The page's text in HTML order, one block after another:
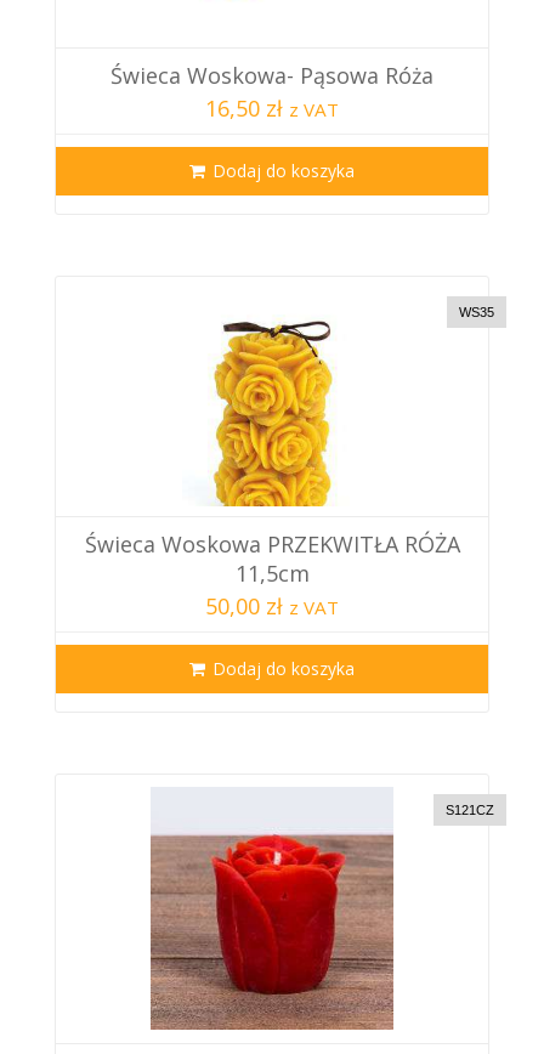
Świeca Woskowa- Pąsowa Róża
16,50 zł z VAT
Dodaj do koszyka
WS35
Świeca Woskowa PRZEKWITŁA RÓŻA
11,5cm
50,00 zł z VAT
Dodaj do koszyka
S121CZ